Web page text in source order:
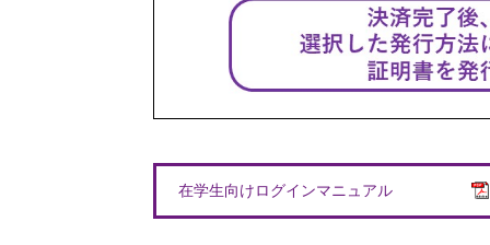
在学生向けログインマニュアル